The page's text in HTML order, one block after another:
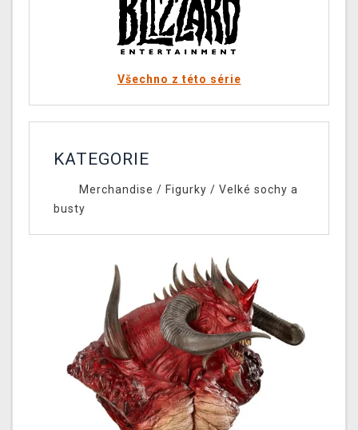
Všechno z této série
KATEGORIE
Merchandise / Figurky / Velké sochy a
busty